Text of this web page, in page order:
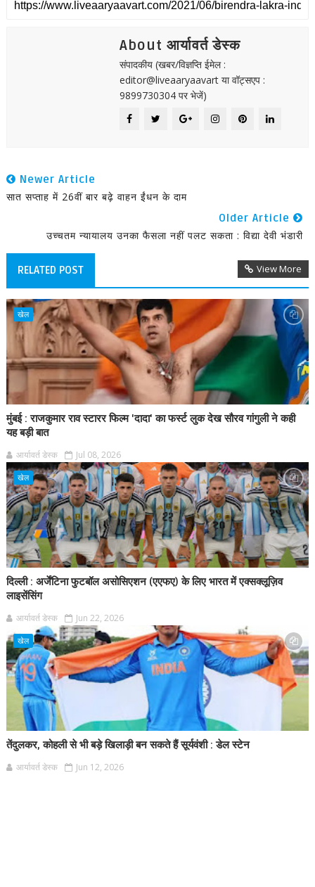
About आर्यावर्त डेस्क
संपादकीय (खबर/विज्ञप्ति ईमेल :
editor@liveaaryaavart या वॉट्सएप :
9899730304 पर भेजें)
Newer Article
सात सप्ताह में 26वीं बार बढ़े वाहन ईंधन के दाम
Older Article
उच्चतम न्यायालय उनका फैसला नहीं पलट सकता : विद्या देवी भंडारी
RELATED POST View More
खेल
मुंबई : राजकुमार राव स्टारर फिल्म 'दादा' का फर्स्ट लुक देख सौरव गांगुली ने कही
यह बड़ी बात
आर्यावर्त डेस्क Jul 08, 2026
खेल
दिल्ली : अर्जेंटिना फुटबॉल असोसिएशन (एएफए) के लिए भारत में एक्सक्लूज़िव
लाइसेंसिंग
आर्यावर्त डेस्क Jun 22, 2026
खेल
तेंदुलकर, कोहली से भी बड़े खिलाड़ी बन सकते हैं सूर्यवंशी : डेल स्टेन
आर्यावर्त डेस्क Jun 12, 2026